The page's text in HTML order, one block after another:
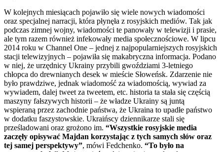
W kolejnych miesiącach pojawiło się wiele nowych wiadomości
oraz specjalnej narracji, która płynęła z rosyjskich mediów. Tak jak
podczas zimnej wojny, wiadomości te panowały w telewizji i prasie,
ale tym razem również infekowały media społecznościowe. W lipcu
2014 roku w Channel One – jednej z najpopularniejszych rosyjskich
stacji telewizyjnych – pojawiła się makabryczna informacja. Podano
w niej, że urzędnicy Ukrainy przybili gwoździami 3-letniego
chłopca do drewnianych desek w mieście Słoweńsk. Zdarzenie nie
było prawdziwe, jednak wiadomość za wiadomością, wywiad za
wywiadem, dalej tweet za tweetem, etc. historia ta stała się częścią
maszyny fałszywych historii – że władze Ukrainy są juntą
wspieraną przez zachodnie państwa, że Ukraina to upadłe państwo
w dodatku faszystowskie. Ukraińscy dziennikarze stali się
prześladowani oraz grożono im. “Wszystkie rosyjskie media
zaczęły opisywać Majdan korzystając z tych samych słów oraz
tej samej perspektywy”, mówi Fedchenko. “To było na